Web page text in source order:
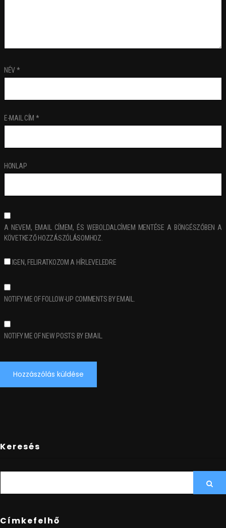
NÉV*
E-MAIL CÍM *
HONLAP
A NEVEM, EMAIL CÍMEM, ÉS WEBOLDALCÍMEM MENTÉSE A BÖNGÉSZŐBEN A
KÖVETKEZŐ HOZZÁSZÓLÁSOMHOZ.
IGEN, FELIRATKOZOM A HÍRLEVELEDRE
NOTIFY ME OF FOLLOW-UP COMMENTS BY EMAIL.
NOTIFY ME OF NEW POSTS BY EMAIL.
Keresés
Címkefelhő